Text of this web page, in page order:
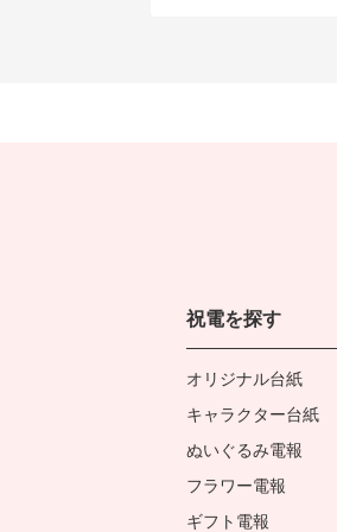
祝電を探す
オリジナル台紙
キャラクター台紙
ぬいぐるみ電報
フラワー電報
ギフト電報